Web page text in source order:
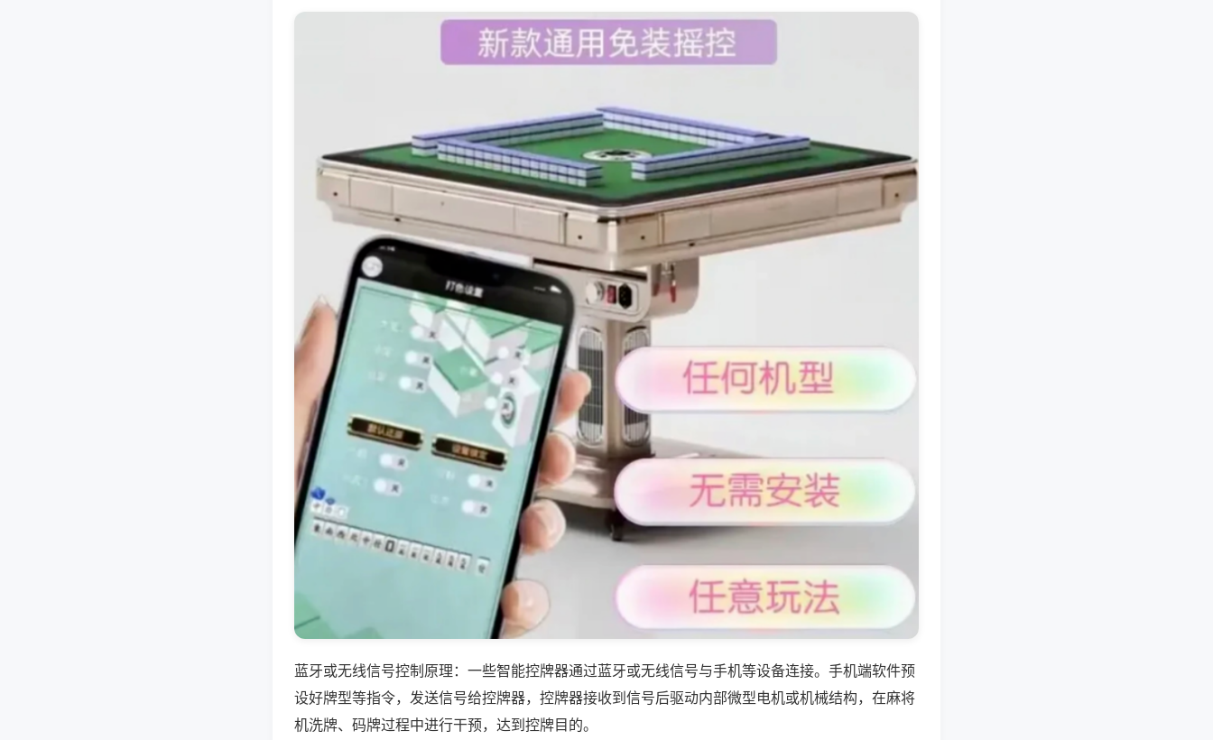
蓝牙或无线信号控制原理：一些智能控牌器通过蓝牙或无线信号与手机等设备连接。手机端软件预
设好牌型等指令，发送信号给控牌器，控牌器接收到信号后驱动内部微型电机或机械结构，在麻将
机洗牌、码牌过程中进行干预，达到控牌目的。